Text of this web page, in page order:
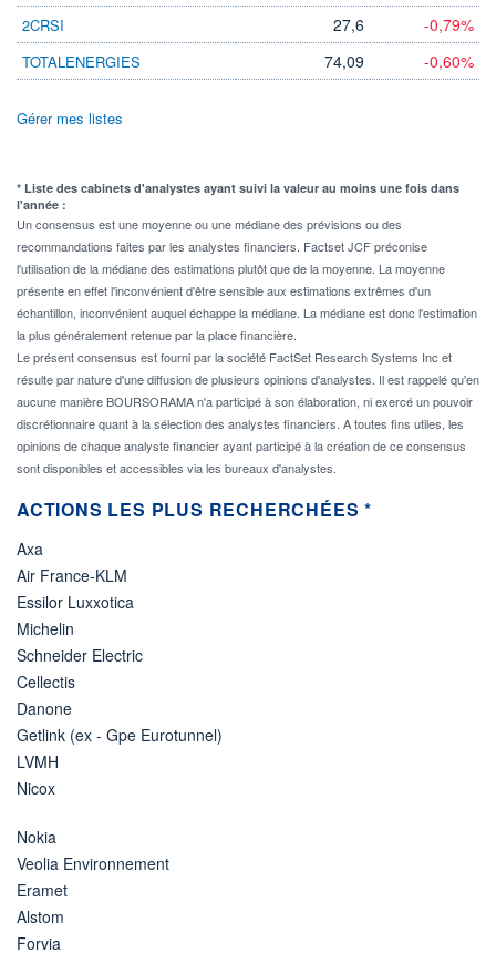
2CRSI 27,6 -0,79%
TOTALENERGIES 74,09 -0,60%
Gérer mes listes
* Liste des cabinets d'analystes ayant suivi la valeur au moins une fois dans
l'année :
Un consensus est une moyenne ou une médiane des prévisions ou des
recommandations faites par les analystes financiers. Factset JCF préconise
l'utilisation de la médiane des estimations plutôt que de la moyenne. La moyenne
présente en effet l'inconvénient d'être sensible aux estimations extrêmes d'un
échantillon, inconvénient auquel échappe la médiane. La médiane est donc l'estimation
la plus généralement retenue par la place financière.
Le présent consensus est fourni par la société FactSet Research Systems Inc et
résulte par nature d'une diffusion de plusieurs opinions d'analystes. Il est rappelé qu'en
aucune manière BOURSORAMA n'a participé à son élaboration, ni exercé un pouvoir
discrétionnaire quant à la sélection des analystes financiers. A toutes fins utiles, les
opinions de chaque analyste financier ayant participé à la création de ce consensus
sont disponibles et accessibles via les bureaux d'analystes.
ACTIONS LES PLUS RECHERCHÉES *
Axa
Air France-KLM
Essilor Luxxotica
Michelin
Schneider Electric
Cellectis
Danone
Getlink (ex - Gpe Eurotunnel)
LVMH
Nicox
Nokia
Veolia Environnement
Eramet
Alstom
Forvia